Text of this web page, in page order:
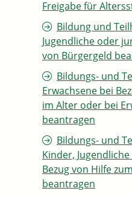
Freigabe für
Bildung und
Jugendliche oder
von Bürgergeld
Bildungs- und
Erwachsene bei
im Alter oder bei
beantragen
Bildungs- und
Kinder,
Bezug von Hilfe
beantragen